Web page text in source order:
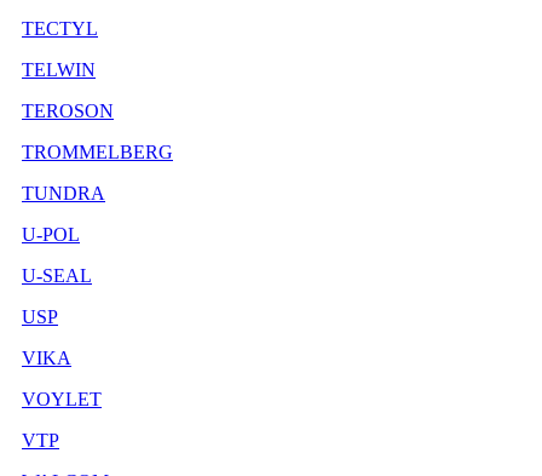
TECTYL
TELWIN
TEROSON
TROMMELBERG
TUNDRA
U-POL
U-SEAL
USP
VIKA
VOYLET
VTP